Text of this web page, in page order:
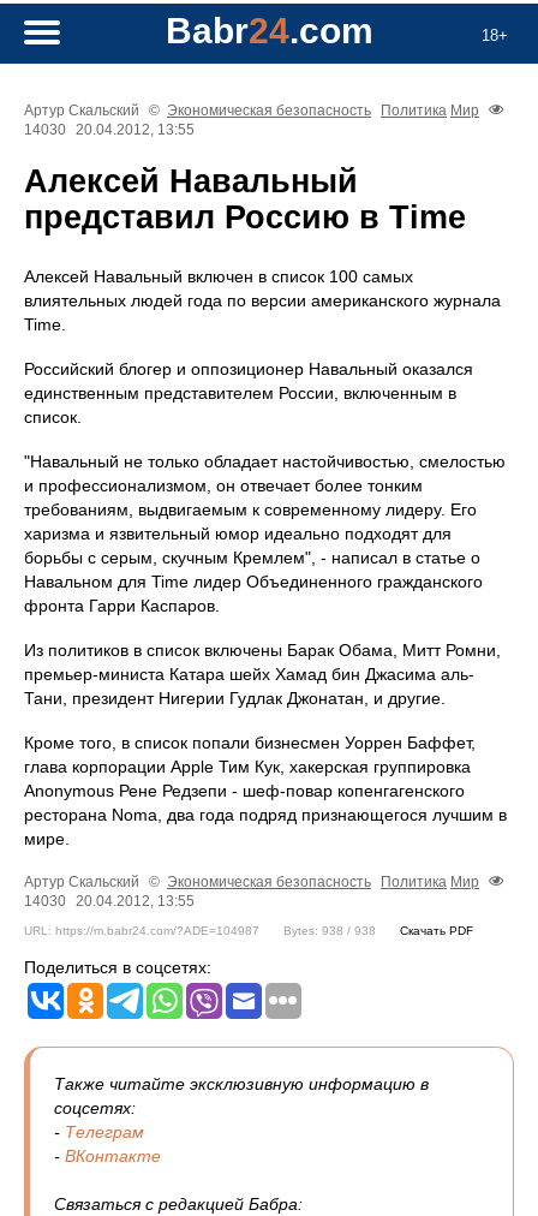
18+
Babr24.com
Артур Скальский © Экономическая безопасность Политика Мир
14030 20.04.2012, 13:55
Алексей Навальный
представил Россию в Time
Алексей Навальный включен в список 100 самых
влиятельных людей года по версии американского журнала
Time.
Российский блогер и оппозиционер Навальный оказался
единственным представителем России, включенным в
список.
"Навальный не только обладает настойчивостью, смелостью
и профессионализмом, он отвечает более тонким
требованиям, выдвигаемым к современному лидеру. Его
харизма и язвительный юмор идеально подходят для
борьбы с серым, скучным Кремлем", - написал в статье о
Навальном для Time лидер Объединенного гражданского
фронта Гарри Каспаров.
Из политиков в список включены Барак Обама, Митт Ромни,
премьер-министа Катара шейх Хамад бин Джасима аль-
Тани, президент Нигерии Гудлак Джонатан, и другие.
Кроме того, в список попали бизнесмен Уоррен Баффет,
глава корпорации Apple Тим Кук, хакерская группировка
Anonymous Рене Редзепи - шеф-повар копенгагенского
ресторана Noma, два года подряд признающегося лучшим в
мире.
Артур Скальский © Экономическая безопасность Политика Мир
14030 20.04.2012, 13:55
URL: https://m.babr24.com/?ADE=104987 Bytes: 938 / 938 Скачать PDF
Поделиться в соцсетях:
Также читайте эксклюзивную информацию в
соцсетях:
- Телеграм
- ВКонтакте
Связаться с редакцией Бабра: